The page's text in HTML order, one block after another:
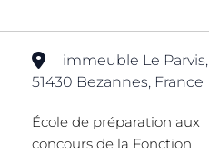
immeuble Le Parvis,
51430 Bezannes, France
École de préparation aux
concours de la Fonction